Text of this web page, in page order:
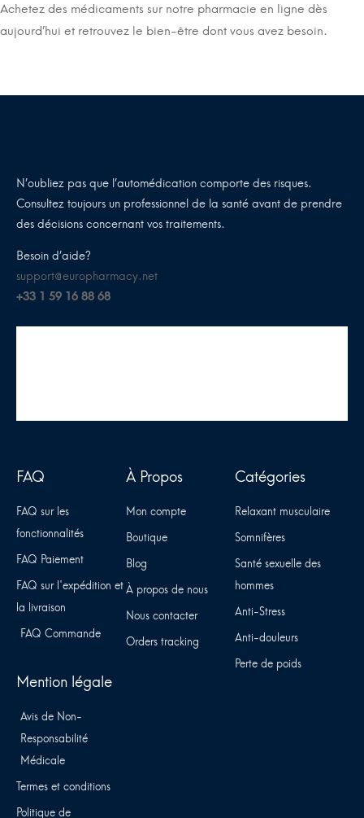
Achetez des médicaments sur notre pharmacie en ligne dès
aujourd’hui et retrouvez le bien-être dont vous avez besoin.
N’oubliez pas que l’automédication comporte des risques.
Consultez toujours un professionnel de la santé avant de prendre
des décisions concernant vos traitements.
Besoin d’aide?
support@europharmacy.net
+33 1 59 16 88 68
FAQ
FAQ sur les
fonctionnalités
FAQ Paiement
FAQ sur l'expédition et
la livraison
FAQ Commande
À Propos
Mon compte
Boutique
Blog
À propos de nous
Nous contacter
Orders tracking
Catégories
Relaxant musculaire
Somnifères
Santé sexuelle des
hommes
Anti-Stress
Anti-douleurs
Perte de poids
Mention légale
Avis de Non-
Responsabilité
Médicale
Termes et conditions
Politique de